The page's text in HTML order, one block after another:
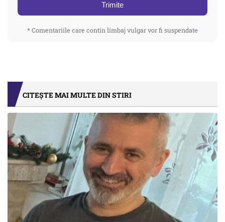
Trimite
* Comentariile care contin limbaj vulgar vor fi suspendate
CITEȘTE MAI MULTE DIN STIRI